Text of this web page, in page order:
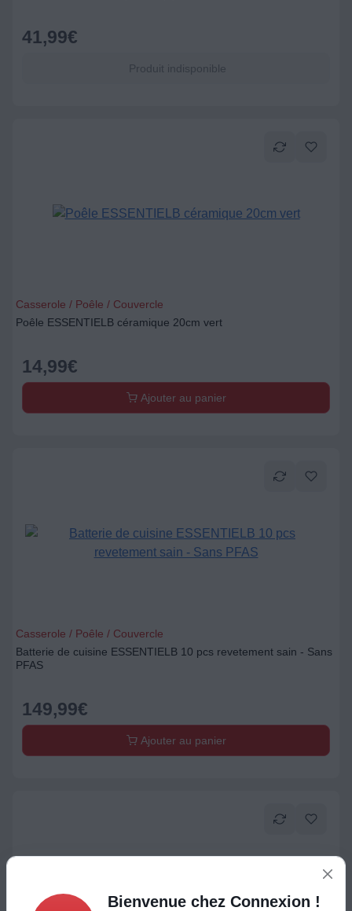
41,99€
Produit indisponible
Casserole / Poêle / Couvercle
Poêle ESSENTIELB céramique 20cm vert
14,99€
Ajouter au panier
Casserole / Poêle / Couvercle
Batterie de cuisine ESSENTIELB 10 pcs revetement sain - Sans
PFAS
149,99€
Ajouter au panier
Bienvenue chez Connexion !